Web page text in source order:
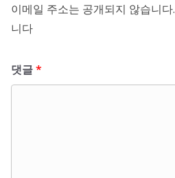
이메일 주소는 공개되지 않습니다.
니다
댓글*